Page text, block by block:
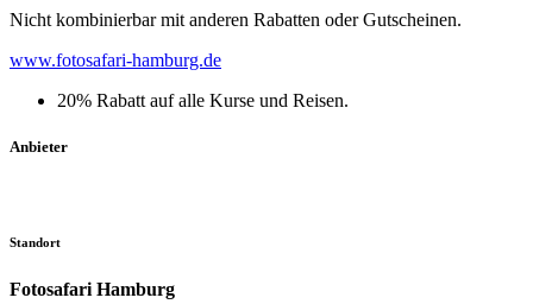
Nicht kombinierbar mit anderen Rabatten oder Gutscheinen.
www.fotosafari-hamburg.de
20% Rabatt auf alle Kurse und Reisen.
Anbieter
Standort
Fotosafari Hamburg